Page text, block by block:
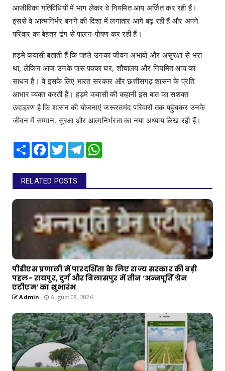
आजीविका गतिविधियों में भाग लेकर वे नियमित आय अर्जित कर रही हैं।
इससे वे आत्मनिर्भर बनने की दिशा में लगातार आगे बढ़ रही हैं और अपने
परिवार का बेहतर ढंग से पालन-पोषण कर रही हैं।
हड़मे कवासी बताती हैं कि पहले उनका जीवन अभावों और असुरक्षा से भरा
था, लेकिन आज उनके पास पक्का घर, शौचालय और नियमित आय का
साधन है। वे इसके लिए भारत सरकार और छत्तीसगढ़ शासन के प्रति
आभार व्यक्त करती हैं। हड़मे कवासी की कहानी इस बात का सशक्त
उदाहरण है कि शासन की योजनाएं जरूरतमंद परिवारों तक पहुंचकर उनके
जीवन में सम्मान, सुरक्षा और आत्मनिर्भरता का नया अध्याय लिख रही हैं।
Share Facebook
TwitterTelegram
RELATED POSTS
पीडीएस प्रणाली में पारदर्शिता के लिए राज्य सरकार की बड़ी
पहल- रायपुर, दुर्ग और बिलासपुर में तीन ‘अन्नपूर्ति ग्रेन
एटीएम‘ का शुभारंभ
Admin August 08, 2026